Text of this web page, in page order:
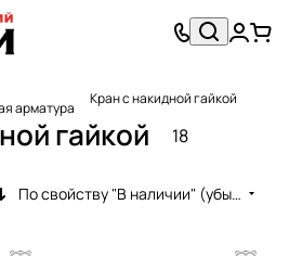
арматура Кран с накидной гайкой
гайкой 18
По свойству "В наличии" (убывание)